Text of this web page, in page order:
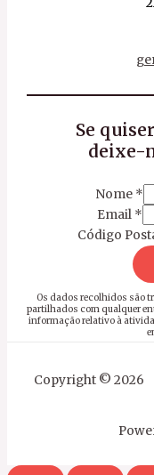
Se
deixe-
Nome *
Email *
Código
Os dados recolhidos são
partilhados com qualquer
informação relativo à
Copyright © 2026